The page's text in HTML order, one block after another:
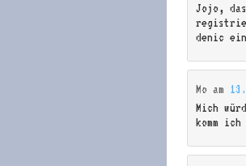
Jojo,
denic
Mo am
Mich
komm